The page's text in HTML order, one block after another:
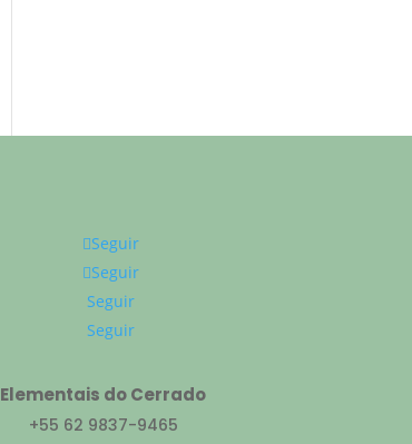
Seguir
Seguir
Seguir
Seguir
Elementais do Cerrado
+55 62 9837-9465